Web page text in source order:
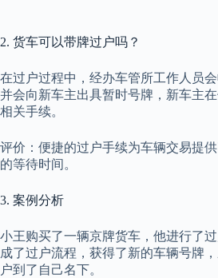
2. 货车可以带牌过户吗？
在过户过程中，经办车管所工作人员
并会向新车主出具暂时号牌，新车主
相关手续。
评价：便捷的过户手续为车辆交易提
的等待时间。
3. 案例分析
小王购买了一辆京牌货车，他进行了
成了过户流程，获得了新的车辆号牌
户到了自己名下。